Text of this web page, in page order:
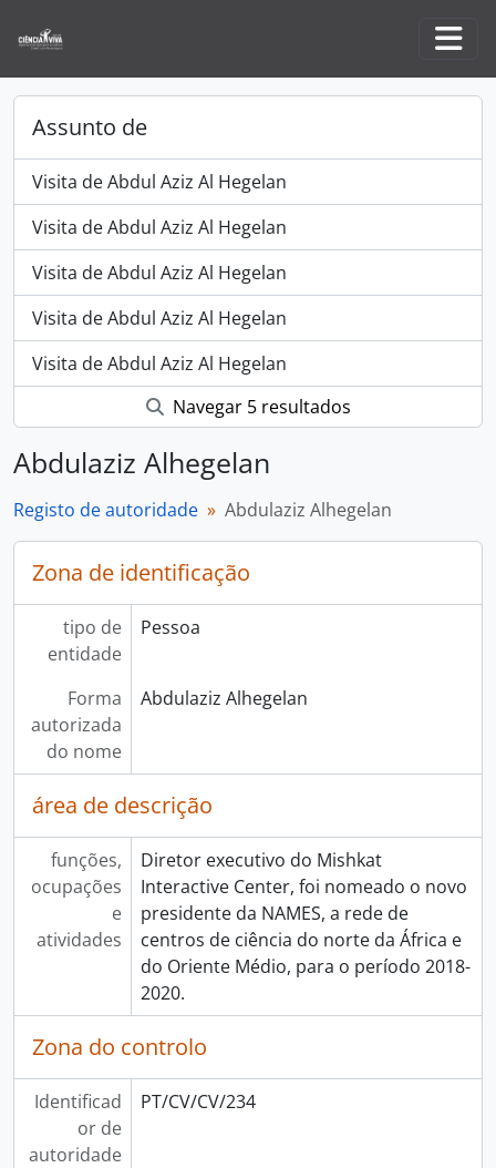
Assunto de
Visita de Abdul Aziz Al Hegelan
Visita de Abdul Aziz Al Hegelan
Visita de Abdul Aziz Al Hegelan
Visita de Abdul Aziz Al Hegelan
Visita de Abdul Aziz Al Hegelan
Navegar 5 resultados
Abdulaziz Alhegelan
Registo de autoridade Abdulaziz Alhegelan
Zona de identificação
tipo de
entidade
Pessoa
Forma
autorizada
do nome
Abdulaziz Alhegelan
área de descrição
funções,
ocupações
e
atividades
Diretor executivo do Mishkat
Interactive Center, foi nomeado o novo
presidente da NAMES, a rede de
centros de ciência do norte da África e
do Oriente Médio, para o período 2018-
2020.
Zona do controlo
Identificad
or de
autoridade
PT/CV/CV/234